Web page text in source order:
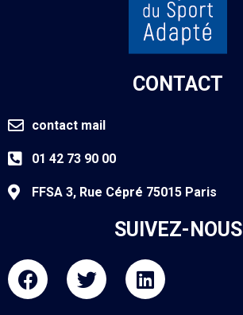
CONTACT
contact mail
01 42 73 90 00
FFSA 3, Rue Cépré 75015 Paris
SUIVEZ-NOUS
F
a
T
w
L
i